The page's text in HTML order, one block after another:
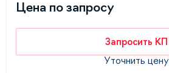
Цена по запросу
Запросить КП
Уточнить цену